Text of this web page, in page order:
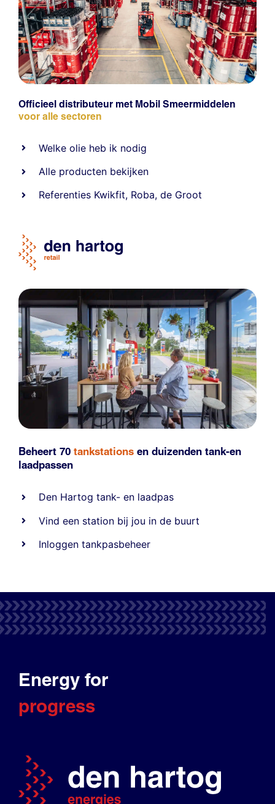
Officieel distributeur met Mobil Smeermiddelen
voor alle sectoren
Welke olie heb ik nodig
Alle producten bekijken
Referenties Kwikfit, Roba,de Groot
Beheert 70 tankstations en duizenden tank-en
laadpassen
Den Hartog tank- en laadpas
Vind een station bij jou in de buurt
Inloggen tankpasbeheer
Energy for
progress